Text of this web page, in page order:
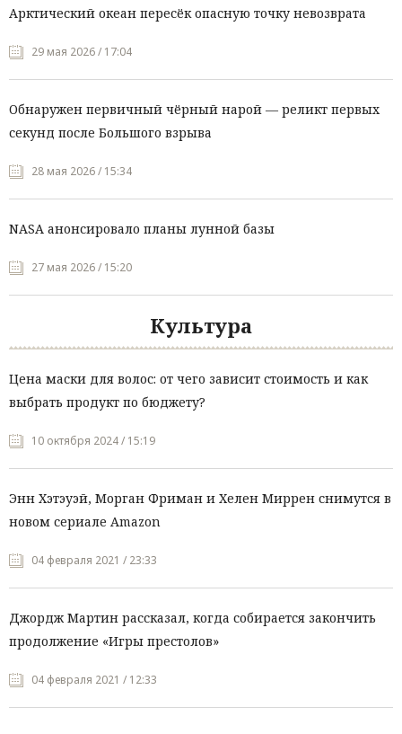
Арктический океан пересёк опасную точку невозврата
29 мая 2026 / 17:04
Обнаружен первичный чёрный нарой — реликт первых
секунд после Большого взрыва
28 мая 2026 / 15:34
NASA анонсировало планы лунной базы
27 мая 2026 / 15:20
Культура
Цена маски для волос: от чего зависит стоимость и как
выбрать продукт по бюджету?
10 октября 2024 / 15:19
Энн Хэтэуэй, Морган Фриман и Хелен Миррен снимутся в
новом сериале Amazon
04 февраля 2021 / 23:33
Джордж Мартин рассказал, когда собирается закончить
продолжение «Игры престолов»
04 февраля 2021 / 12:33